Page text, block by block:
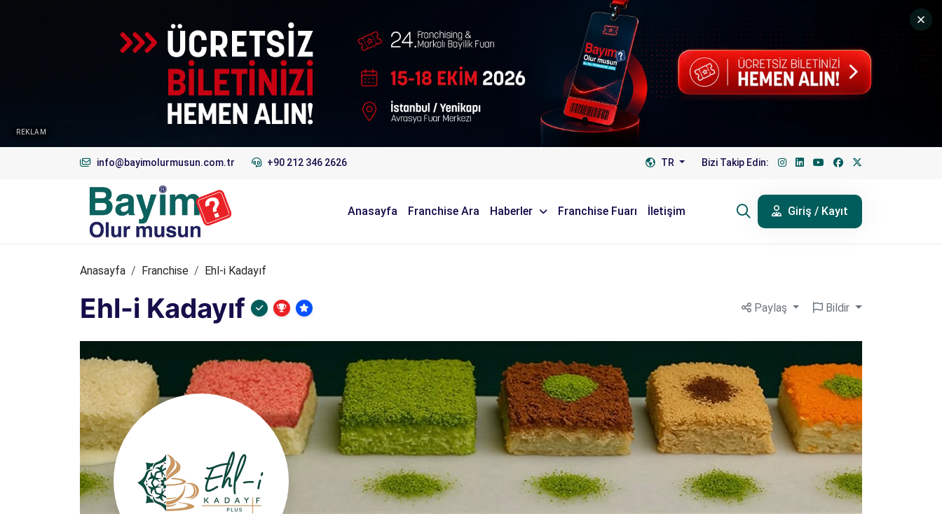
REKLAM
info@bayimolurmusun.com.tr +90 212 346 2626 TR Bizi Takip Edin:
Anasayfa Franchise Ara Haberler Franchise Fuarı İletişim Giriş / Kayıt
Anasayfa Franchise Ehl-i Kadayıf
Ehl-i Kadayıf Paylaş Bildir